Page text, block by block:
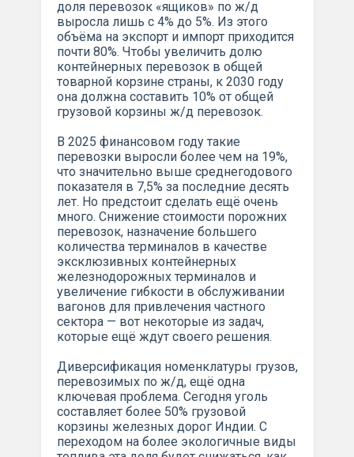
доля перевозок «ящиков» по ж/д
выросла лишь с 4% до 5%. Из этого
объёма на экспорт и импорт приходится
почти 80%. Чтобы увеличить долю
контейнерных перевозок в общей
товарной корзине страны, к 2030 году
она должна составить 10% от общей
грузовой корзины ж/д перевозок.
В 2025 финансовом году такие
перевозки выросли более чем на 19%,
что значительно выше среднегодового
показателя в 7,5% за последние десять
лет. Но предстоит сделать ещё очень
много. Снижение стоимости порожних
перевозок, назначение большего
количества терминалов в качестве
эксклюзивных контейнерных
железнодорожных терминалов и
увеличение гибкости в обслуживании
вагонов для привлечения частного
сектора — вот некоторые из задач,
которые ещё ждут своего решения.
Диверсификация номенклатуры грузов,
перевозимых по ж/д, ещё одна
ключевая проблема. Сегодня уголь
составляет более 50% грузовой
корзины железных дорог Индии. С
переходом на более экологичные виды